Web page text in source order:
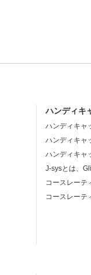
ハンディキ
ハンディキャ
ハンディキャ
ハンディキャ
J-sysとは、
コースレーテ
コースレーテ